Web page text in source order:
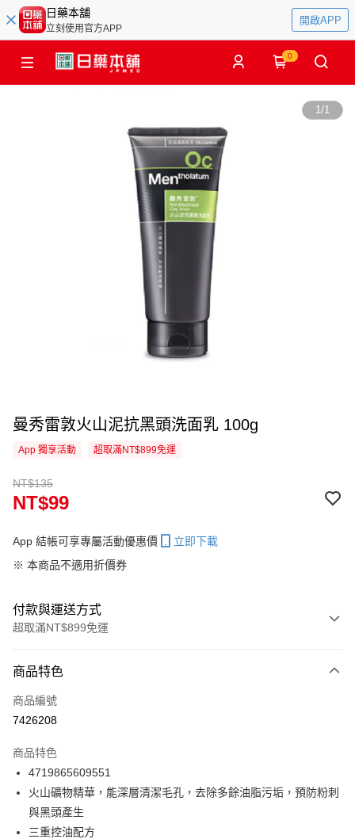
日藥本舖
立刻使用官方APP
開啟APP
0
1/1
曼秀雷敦火山泥抗黑頭洗面乳 100g
App 獨享活動 超取滿NT$899免運
NT$135
NT$99
App 結帳可享專屬活動優惠價
立即下載
※ 本商品不適用折價券
付款與運送方式
超取滿NT$899免運
信用卡一次付款
超商取貨付款
Apple Pay
街口支付
悠遊付
商品特色
商品編號
7426208
商品特色
4719865609551
火山礦物精華，能深層清潔毛孔，去除多餘油脂污垢，預防粉刺
與黑頭產生
三重控油配方